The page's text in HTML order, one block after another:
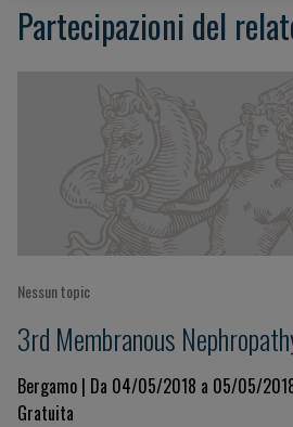
Partecipazioni del
Nessun topic
3rd Membranous
Bergamo | Da 04/05/2018 a 05/05/
Gratuita